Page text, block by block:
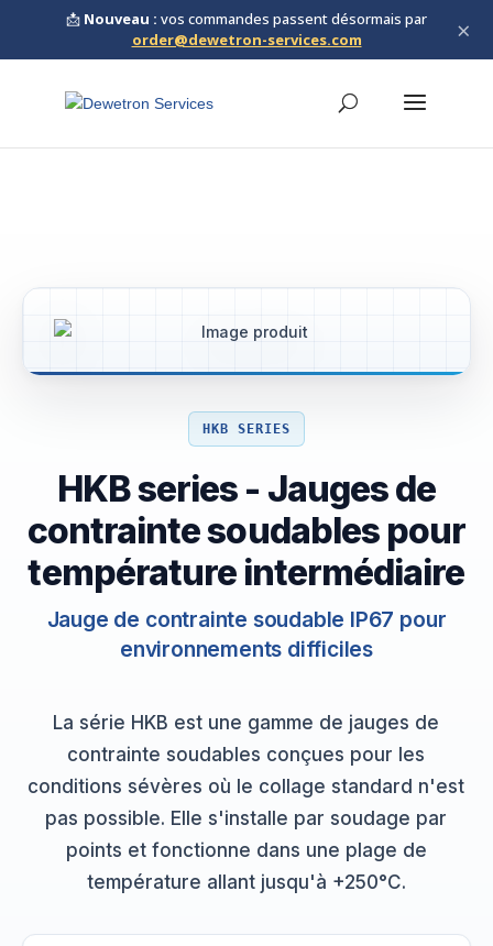
📩 Nouveau : vos commandes passent désormais par
order@dewetron-services.com
×
HKB SERIES
HKB series - Jauges de
contrainte soudables pour
température intermédiaire
Jauge de contrainte soudable IP67 pour
environnements difficiles
La série HKB est une gamme de jauges de
contrainte soudables conçues pour les
conditions sévères où le collage standard n'est
pas possible. Elle s'installe par soudage par
points et fonctionne dans une plage de
température allant jusqu'à +250°C.